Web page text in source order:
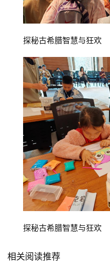
探秘古希腊智慧与狂欢
探秘古希腊智慧与狂欢
相关阅读推荐